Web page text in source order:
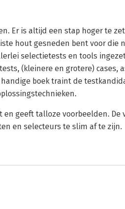
Er is altijd een stap hoger te
hout gesneden bent voor die
selectietests en tools
(kleinere en grotere) cases,
boek traint de
geeft talloze voorbeelden. De
en selecteurs te slim af te zijn.